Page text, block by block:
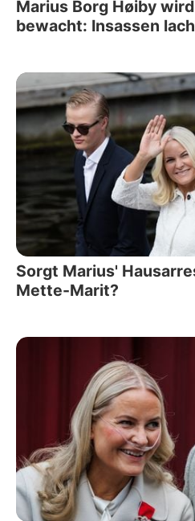
Marius Borg Høiby
bewacht: Insassen
Sorgt Marius'
Mette-Marit?